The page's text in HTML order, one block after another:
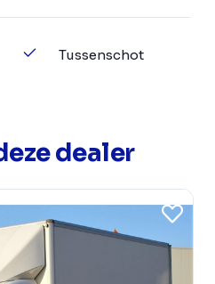
Tussenschot
dealer